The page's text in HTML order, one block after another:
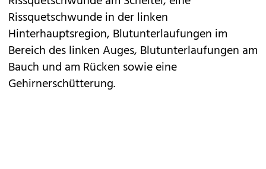
Rissquetschwunde in der linken
Hinterhauptsregion, Blutunterlaufungen im
Bereich des linken Auges, Blutunterlaufungen am
Bauch und am Rücken sowie eine
Gehirnerschütterung.